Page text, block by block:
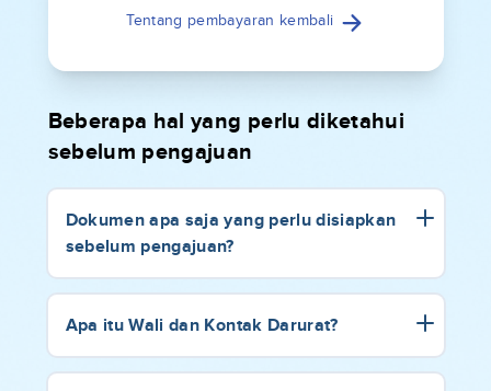
Tentang pembayaran kembali
Beberapa hal yang perlu diketahui
sebelum pengajuan
Dokumen apa saja yang perlu disiapkan
sebelum pengajuan?
Apa itu Wali dan Kontak Darurat?